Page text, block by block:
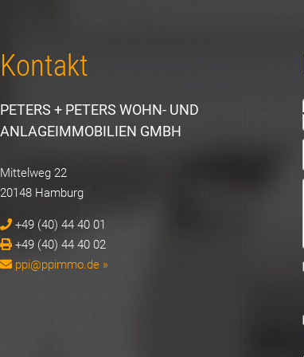
Kontakt
PETERS + PETERS WOHN- UND
ANLAGEIMMOBILIEN GMBH
Mittelweg 22
20148 Hamburg
+49 (40) 44 40 01
+49 (40) 44 40 02
ppi@ppimmo.de »